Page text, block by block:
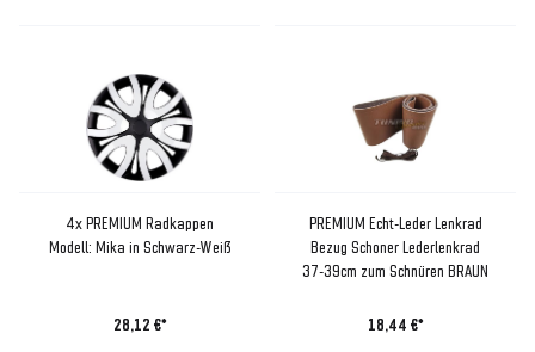
4x PREMIUM Radkappen
Modell: Mika in Schwarz-Weiß
28,12 €*
PREMIUM Echt-Leder Lenkrad
Bezug Schoner Lederlenkrad
37-39cm zum Schnüren BRAUN
18,44 €*